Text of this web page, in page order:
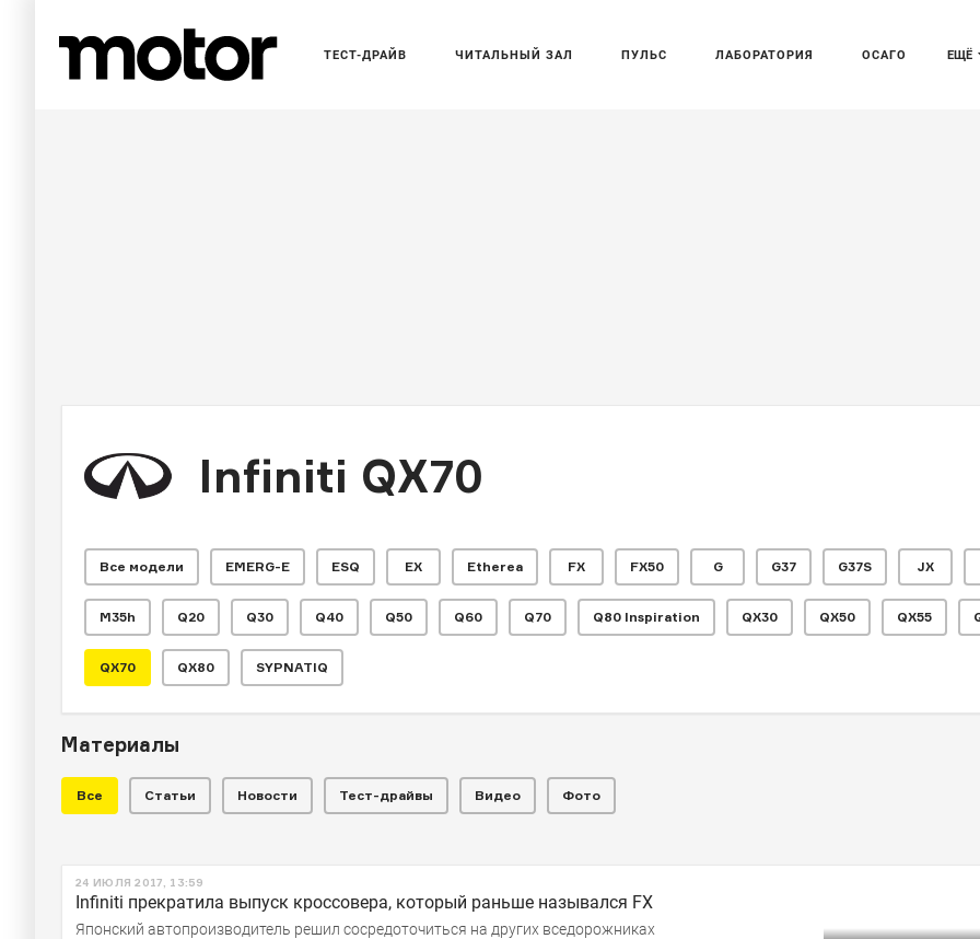
ЕЩЁ
ТЕСТ-ДРАЙВ ЧИТАЛЬНЫЙ ЗАЛ ПУЛЬС ЛАБОРАТОРИЯ ОСАГО
Infiniti QX70
Все модели EMERG-E ESQ EX Etherea FX FX50 G G37 G37S JX
M35h Q20 Q30 Q40 Q50 Q60 Q70 Q80 Inspiration QX30 QX50 QX55
QX70 QX80 SYPNATIQ
Материалы
Все Статьи Новости Тест-драйвы Видео Фото
20 лет Infiniti FX
Пока о его внешности говорили «Viper объелся пончиков», он ставил на место BMW X5
24 ИЮЛЯ 2017, 13:59
Infiniti прекратила выпуск кроссовера, который раньше назывался FX
Японский автопроизводитель решил сосредоточиться на других вседорожниках